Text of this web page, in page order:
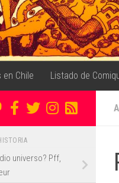
en Chile Listado de
universo? Pff,